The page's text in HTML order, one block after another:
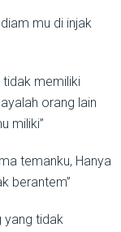
mu di injak
tidak memiliki
orang lain
miliki”
temanku, Hanya
berantem”
yang tidak